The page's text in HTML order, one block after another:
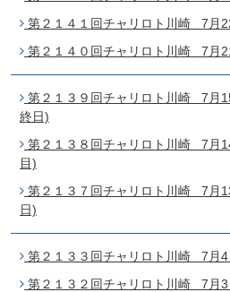
第２１４１回チャリロト川崎 7月
第２１４０回チャリロト川崎 7月
第２１３９回チャリロト川崎 7月
終日)
第２１３８回チャリロト川崎 7月
目)
第２１３７回チャリロト川崎 7月
日)
第２１３３回チャリロト川崎 7月
第２１３２回チャリロト川崎 7月